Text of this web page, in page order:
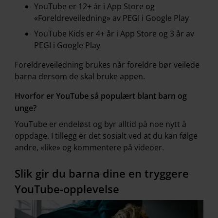
YouTube er 12+ år i App Store og
«Foreldreveiledning» av PEGI i Google Play
YouTube Kids er 4+ år i App Store og 3 år av
PEGI i Google Play
Foreldreveiledning brukes når foreldre bør veilede
barna dersom de skal bruke appen.
Hvorfor er YouTube så populært blant barn og
unge?
YouTube er endeløst og byr alltid på noe nytt å
oppdage. I tillegg er det sosialt ved at du kan følge
andre, «like» og kommentere på videoer.
Slik gir du barna dine en tryggere
YouTube-opplevelse